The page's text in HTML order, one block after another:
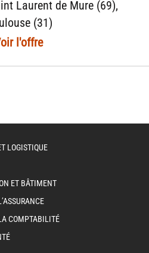
Laurent de Mure (69)
(31)
LOGISTIQUE
ET BÂTIMENT
COMPTABILITÉ